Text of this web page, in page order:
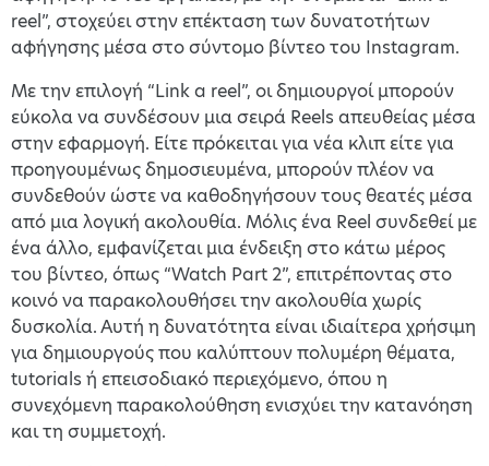
reel”, στοχεύει στην επέκταση των δυνατοτήτων
αφήγησης μέσα στο σύντομο βίντεο του Instagram.
Με την επιλογή “Link a reel”, οι δημιουργοί μπορούν
εύκολα να συνδέσουν μια σειρά Reels απευθείας μέσα
στην εφαρμογή. Είτε πρόκειται για νέα κλιπ είτε για
προηγουμένως δημοσιευμένα, μπορούν πλέον να
συνδεθούν ώστε να καθοδηγήσουν τους θεατές μέσα
από μια λογική ακολουθία. Μόλις ένα Reel συνδεθεί με
ένα άλλο, εμφανίζεται μια ένδειξη στο κάτω μέρος
του βίντεο, όπως “Watch Part 2”, επιτρέποντας στο
κοινό να παρακολουθήσει την ακολουθία χωρίς
δυσκολία. Αυτή η δυνατότητα είναι ιδιαίτερα χρήσιμη
για δημιουργούς που καλύπτουν πολυμέρη θέματα,
tutorials ή επεισοδιακό περιεχόμενο, όπου η
συνεχόμενη παρακολούθηση ενισχύει την κατανόηση
και τη συμμετοχή.